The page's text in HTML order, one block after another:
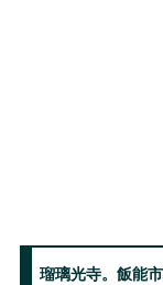
瑠璃光寺。飯能